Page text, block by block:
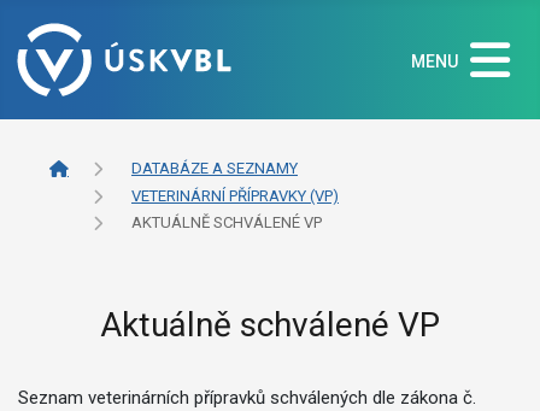
MENU
DATABÁZE A SEZNAMY
VETERINÁRNÍ PŘÍPRAVKY (VP)
AKTUÁLNĚ SCHVÁLENÉ VP
Aktuálně schválené VP
Seznam veterinárních přípravků schválených dle zákona č.